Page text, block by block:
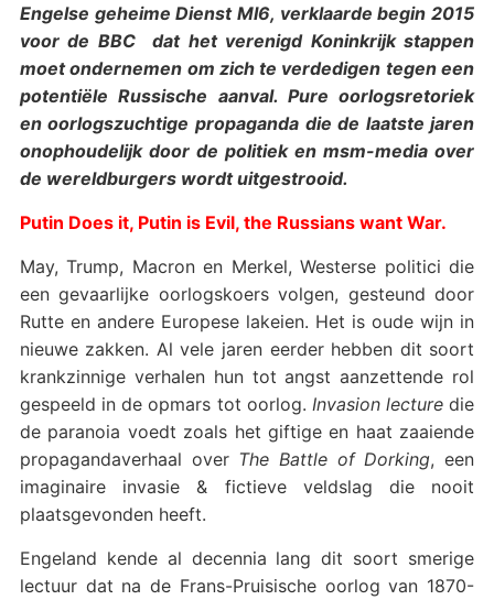
Engelse geheime Dienst MI6, verklaarde begin 2015
voor de BBC dat het verenigd Koninkrijk stappen
moet ondernemen om zich te verdedigen tegen een
potentiële Russische aanval. Pure oorlogsretoriek
en oorlogszuchtige propaganda die de laatste jaren
onophoudelijk door de politiek en msm-media over
de wereldburgers wordt uitgestrooid.
Putin Does it, Putin is Evil, the Russians want War.
May, Trump, Macron en Merkel, Westerse politici die
een gevaarlijke oorlogskoers volgen, gesteund door
Rutte en andere Europese lakeien. Het is oude wijn in
nieuwe zakken. Al vele jaren eerder hebben dit soort
krankzinnige verhalen hun tot angst aanzettende rol
gespeeld in de opmars tot oorlog. Invasion lecturedie
de paranoia voedt zoals het giftige en haat zaaiende
propagandaverhaal overThe Battle of Dorking, een
imaginaire invasie & fictieve veldslag die nooit
plaatsgevonden heeft.
Engeland kende al decennia lang dit soort smerige
lectuur dat na de Frans-Pruisische oorlog van 1870-